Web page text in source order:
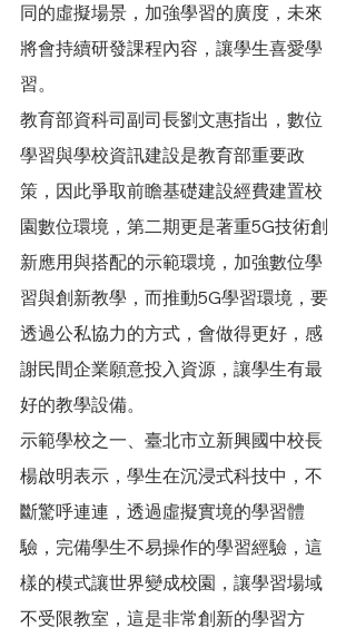
同的虛擬場景，加強學習的廣度，未來
將會持續研發課程內容，讓學生喜愛學
習。
教育部資科司副司長劉文惠指出，數位
學習與學校資訊建設是教育部重要政
策，因此爭取前瞻基礎建設經費建置校
園數位環境，第二期更是著重5G技術創
新應用與搭配的示範環境，加強數位學
習與創新教學，而推動5G學習環境，要
透過公私協力的方式，會做得更好，感
謝民間企業願意投入資源，讓學生有最
好的教學設備。
示範學校之一、臺北市立新興國中校長
楊啟明表示，學生在沉浸式科技中，不
斷驚呼連連，透過虛擬實境的學習體
驗，完備學生不易操作的學習經驗，這
樣的模式讓世界變成校園，讓學習場域
不受限教室，這是非常創新的學習方